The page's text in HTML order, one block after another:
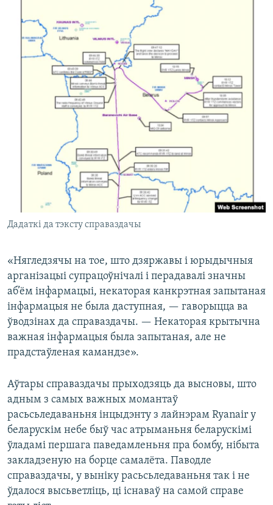
Дадаткі да тэксту справаздачы
«Нягледзячы на тое, што дзяржавы і юрыдычныя
арганізацыі супрацоўнічалі і перадавалі значны
аб’ём інфармацыі, некаторая канкрэтная запытаная
інфармацыя не была даступная, — гаворыцца ва
ўводзінах да справаздачы. — Некаторая крытычна
важная інфармацыя была запытаная, але не
прадстаўленая камандзе».
Аўтары справаздачы прыходзяць да высновы, што
адным з самых важных момантаў
расьсьледаваньня інцыдэнту з лайнэрам Ryanair у
беларускім небе быў час атрыманьня беларускімі
ўладамі першага паведамленьня пра бомбу, нібыта
закладзеную на борце самалёта. Паводле
справаздачы, у выніку расьсьледаваньня так і не
ўдалося высьветліць, ці існаваў на самой справе